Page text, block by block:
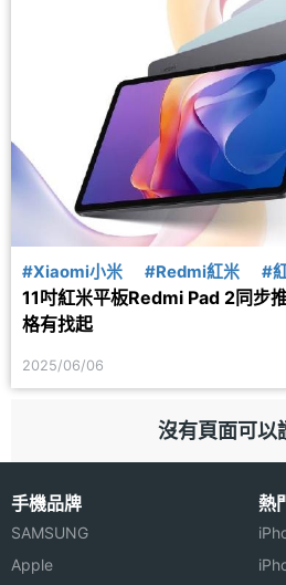
#Xiaomi小米 #Redmi紅米 #
11吋紅米平板Redmi Pad 2同步
格有找起
2025/06/06
沒有頁面可以
手機品牌
SAMSUNG
Apple
熱